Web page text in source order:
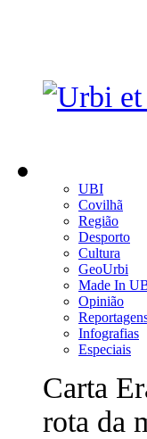
UBI
Covilhã
Região
Desporto
Cultura
GeoUrbi
Made In
Opinião
Infografias
Especiais
Carta
rota da